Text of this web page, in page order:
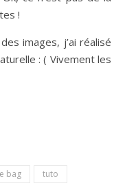
!
images, j’ai réalisé
: ( Vivement les
bag
tuto